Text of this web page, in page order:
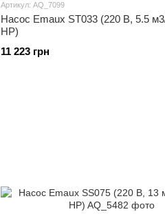
Артикул: AQ_7099
Насос Emaux ST033 (220 В, 5.5
НР)
11 223 грн